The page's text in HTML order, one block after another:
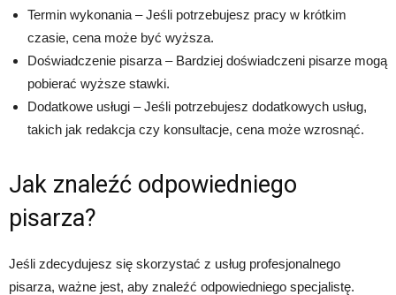
Termin wykonania – Jeśli potrzebujesz pracy w krótkim
czasie, cena może być wyższa.
Doświadczenie pisarza – Bardziej doświadczeni pisarze mogą
pobierać wyższe stawki.
Dodatkowe usługi – Jeśli potrzebujesz dodatkowych usług,
takich jak redakcja czy konsultacje, cena może wzrosnąć.
Jak znaleźć odpowiedniego
pisarza?
Jeśli zdecydujesz się skorzystać z usług profesjonalnego
pisarza, ważne jest, aby znaleźć odpowiedniego specjalistę.